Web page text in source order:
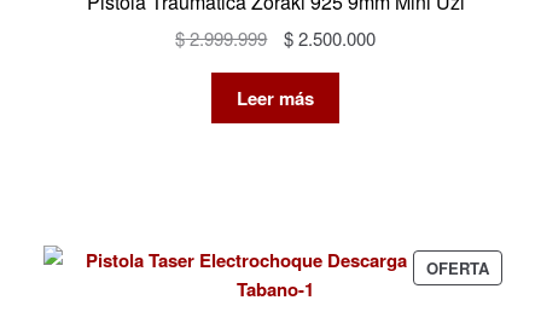
$2.999.999
El
original
era:
$2.500.000El
Leer más
OFERTA
EN